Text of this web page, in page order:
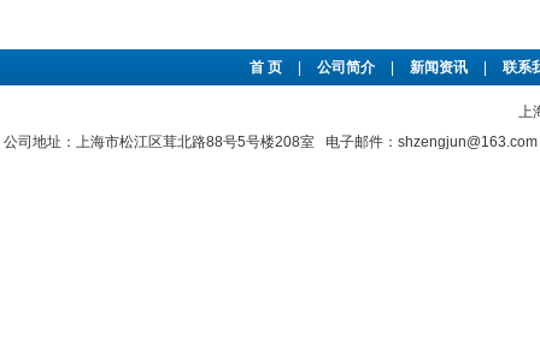
首 页 公司简介 新闻资讯 联系
上
公司地址：上海市松江区茸北路88号5号楼208室 电子邮件：